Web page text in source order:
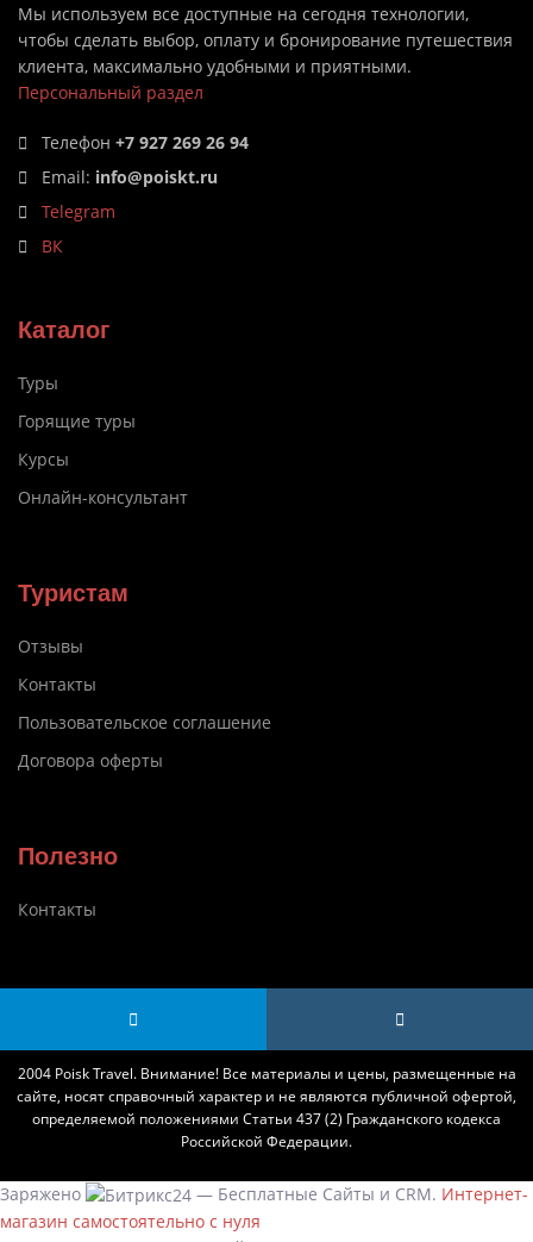
Мы используем все доступные на сегодня технологии,
чтобы сделать выбор, оплату и бронирование путешествия
клиента, максимально удобными и приятными.
Персональный раздел
Телефон +7 927 269 26 94
Email: info@poiskt.ru
Telegram
ВК
Каталог
Туры
Горящие туры
Курсы
Онлайн-консультант
Туристам
Отзывы
Контакты
Пользовательское соглашение
Договора оферты
Полезно
Контакты
2004 Poisk Travel. Внимание! Все материалы и цены, размещенные на
сайте, носят справочный характер и не являются публичной офертой,
определяемой положениями Статьи 437 (2) Гражданского кодекса
Российской Федерации.
Заряжено — Бесплатные Сайты и CRM. Интернет-
магазин самостоятельно с нуля